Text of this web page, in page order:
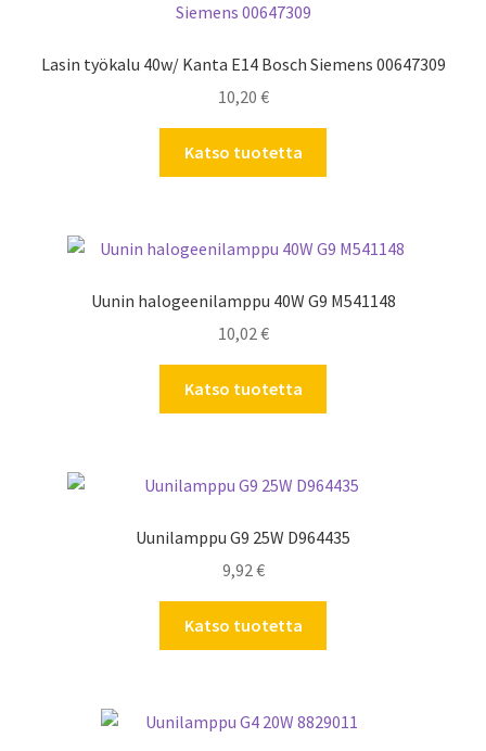
Lasin työkalu 40w/ Kanta E14 Bosch Siemens 00647309
10,20 €
Katso tuotetta
Uunin halogeenilamppu 40W G9 M541148
10,02€
Katso tuotetta
Uunilamppu G9 25W D964435
9,92€
Katso tuotetta